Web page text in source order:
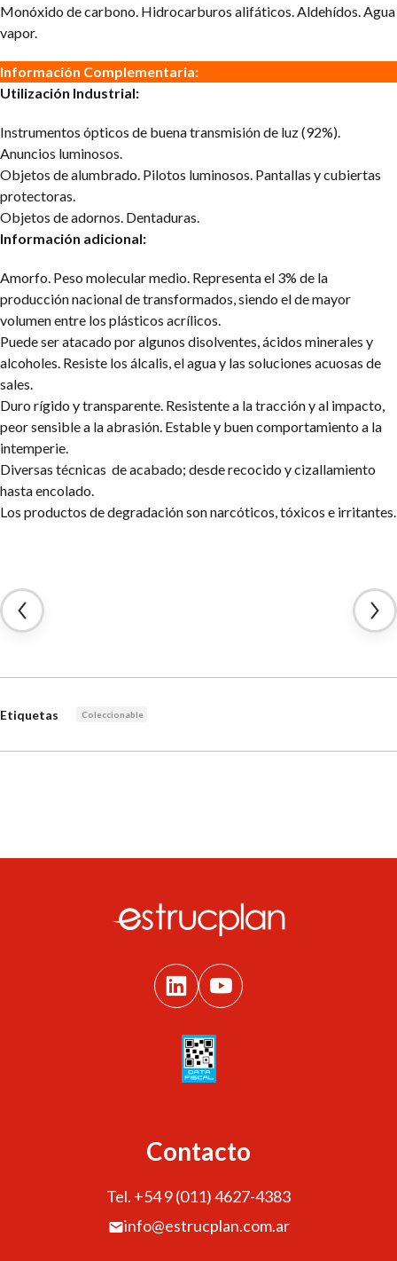
Monóxido de carbono. Hidrocarburos alifáticos. Aldehídos. Agua
vapor.
Información Complementaria:
Utilización Industrial:
Instrumentos ópticos de buena transmisión de luz (92%).
Anuncios luminosos.
Objetos de alumbrado. Pilotos luminosos. Pantallas y cubiertas
protectoras.
Objetos de adornos. Dentaduras.
Información adicional:
Amorfo. Peso molecular medio. Representa el 3% de la
producción nacional de transformados, siendo el de mayor
volumen entre los plásticos acrílicos.
Puede ser atacado por algunos disolventes, ácidos minerales y
alcoholes. Resiste los álcalis, el agua y las soluciones acuosas de
sales.
Duro rígido y transparente. Resistente a la tracción y al impacto,
peor sensible a la abrasión. Estable y buen comportamiento a la
intemperie.
Diversas técnicas de acabado; desde recocido y cizallamiento
hasta encolado.
Los productos de degradación son narcóticos, tóxicos e irritantes.
Etiquetas Coleccionable
Contacto
Tel. +54 9 (011) 4627-4383
info@estrucplan.com.ar